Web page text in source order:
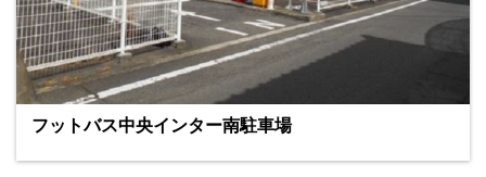
フットバス中央インター南駐車場